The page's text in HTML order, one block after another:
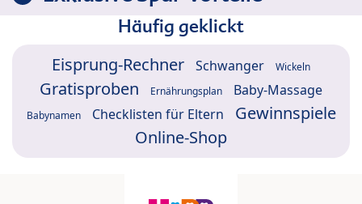
Häufig geklickt
Eisprung-Rechner Schwanger Wickeln
Gratisproben Ernährungsplan Baby-Massage
Babynamen Checklisten für Eltern
Gewinnspiele
Online-Shop